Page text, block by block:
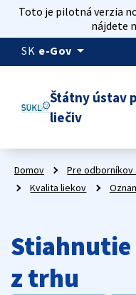
Toto je pilotná verzia
nájdete
SK e-Gov arrow_drop_down
Štátny ústav
liečiv
Domov Pre odborníkov
Kvalita liekov
Stiahnutie
z trhu